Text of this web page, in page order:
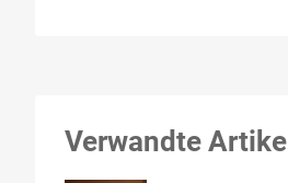
Verwandte Artikel